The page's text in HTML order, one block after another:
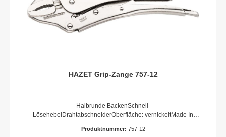
HAZET Grip-Zange 757-12
Halbrunde BackenSchnell-
LösehebelDrahtabschneiderOberfläche: vernickeltMade In
0.9 kgSpannbereich: 65 mm
Produktnummer: 757-12